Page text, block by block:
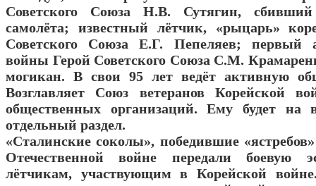
Советского Союза Н.В. Сутягин,
самолёта; известный лётчик, «рыцарь»
Советского Союза Е.Г. Пепеляев; первый
войны Герой Советского Союза С.М.
могикан. В свои 95 лет ведёт активную
Возглавляет Союз ветеранов Корейской
общественных организаций. Ему будет на
отдельный раздел.
«Сталинские соколы», победившие
Отечественной войне передали боевую
лётчикам, участвующим в Корейской